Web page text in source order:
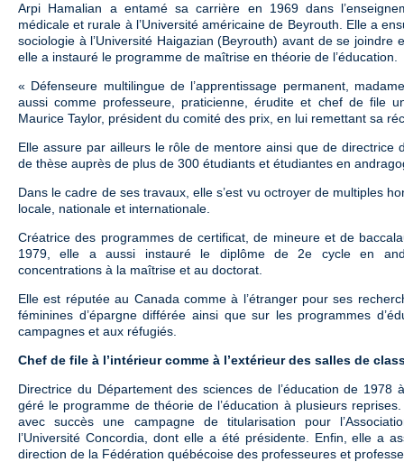
Arpi Hamalian a entamé sa carrière en 1969 dans
médicale et rurale à l’Université américaine de Beyrouth. Elle a
sociologie à l’Université Haigazian (Beyrouth) avant de se joindre
elle a instauré le programme de maîtrise en théorie de l’éducation.
« Défenseure multilingue de l’apprentissage permanent,
aussi comme professeure, praticienne, érudite et chef de file
Maurice Taylor, président du comité des prix, en lui remettant sa
Elle assure par ailleurs le rôle de mentore ainsi que de directrice
de thèse auprès de plus de 300 étudiants et étudiantes en
Dans le cadre de ses travaux, elle s’est vu octroyer de multiples
locale, nationale et internationale.
Créatrice des programmes de certificat, de mineure et de
1979, elle a aussi instauré le diplôme de 2e cycle en
concentrations à la maîtrise et au doctorat.
Elle est réputée au Canada comme à l’étranger pour ses
féminines d’épargne différée ainsi que sur les programmes
campagnes et aux réfugiés.
Chef de file à l’intérieur comme à l’extérieur des salles de
Directrice du Département des sciences de l’éducation de 1978
géré le programme de théorie de l’éducation à plusieurs
avec succès une campagne de titularisation pour
l’Université Concordia, dont elle a été présidente. Enfin, elle a
direction de la Fédération québécoise des professeures et